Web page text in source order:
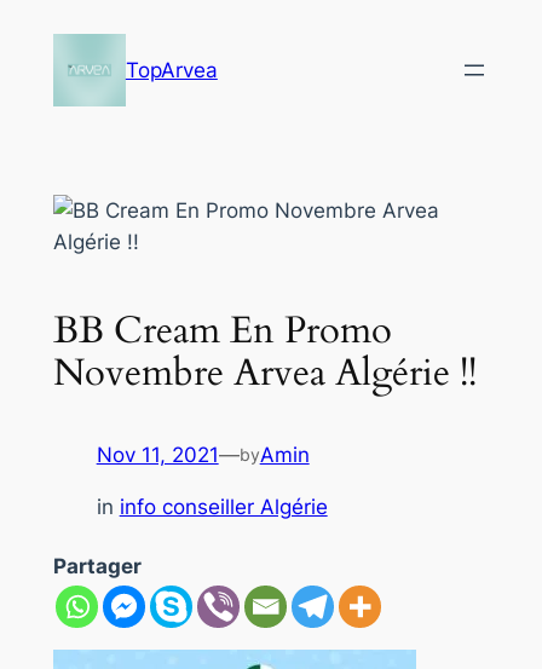
TopArvea
BB Cream En Promo
Novembre Arvea Algérie !!
Nov 11, 2021—byAmin
in info conseiller Algérie
Partager